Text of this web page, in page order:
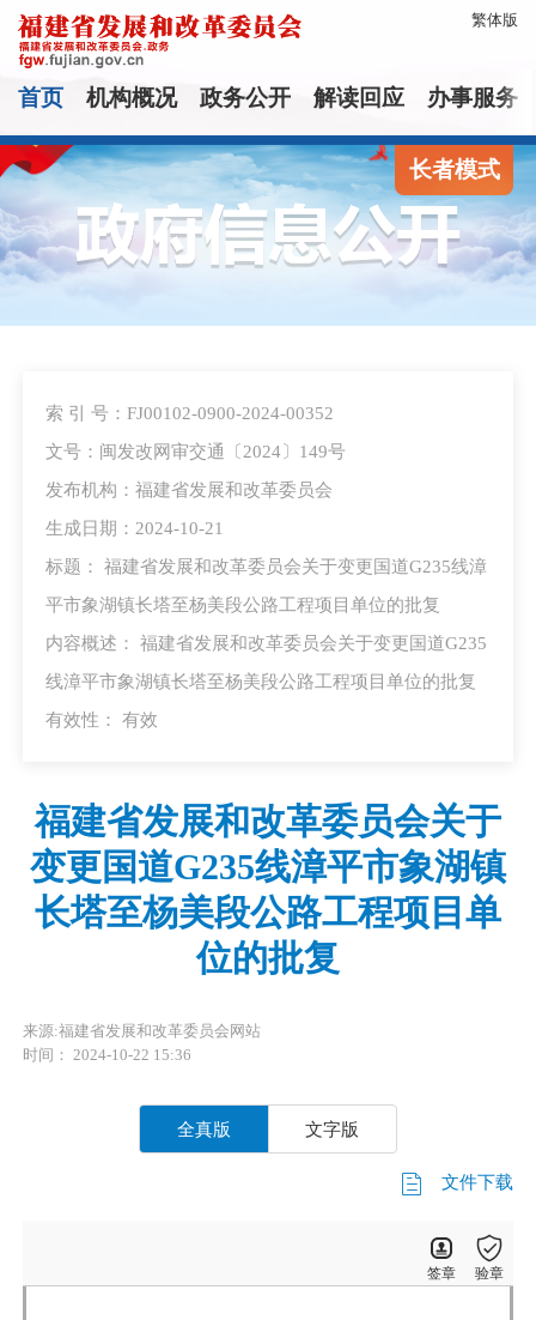
繁体版
首页 机构概况 政务公开 解读回应 办事服务
长者模式
索 引 号：FJ00102-0900-2024-00352
文号：闽发改网审交通〔2024〕149号
发布机构：福建省发展和改革委员会
生成日期：2024-10-21
标题： 福建省发展和改革委员会关于变更国道G235线漳
平市象湖镇长塔至杨美段公路工程项目单位的批复
内容概述： 福建省发展和改革委员会关于变更国道G235
线漳平市象湖镇长塔至杨美段公路工程项目单位的批复
有效性： 有效
福建省发展和改革委员会关于
变更国道G235线漳平市象湖镇
长塔至杨美段公路工程项目单
位的批复
来源:福建省发展和改革委员会网站
时间： 2024-10-22 15:36
全真版 文字版
文件下载